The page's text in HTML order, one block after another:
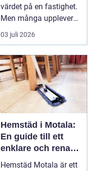
värdet på en fastighet.
Men många upplever
att tiden, o...
03 juli 2026
Hemstäd i Motala:
En guide till ett
enklare och renare
vardagsliv
Hemstäd Motala är ett